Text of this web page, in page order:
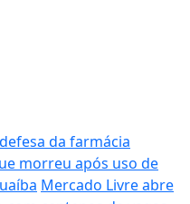
da farmácia
morreu após uso de
Mercado Livre abre